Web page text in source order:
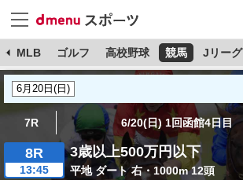
MLB ゴルフ 高校野球 競馬 Jリーグ
7R 6/20(日) 1回函館4日目
8R
13:45
3歳以上500万円以下
平地 ダート 右・1000m 12頭